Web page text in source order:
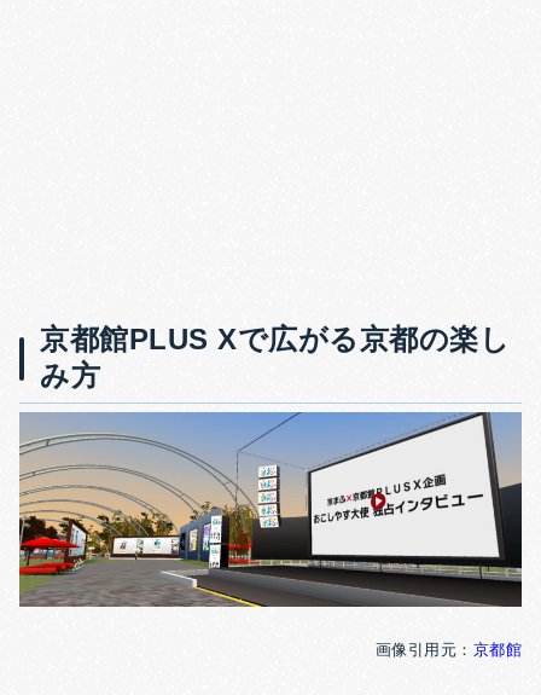
京都館PLUS Xで広がる京都の楽し
み方
画像引用元： 京都館